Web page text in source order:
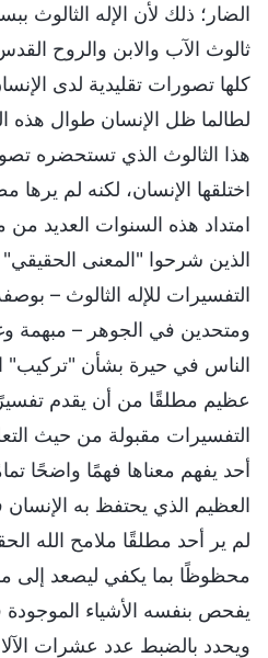
الضار؛ ذلك لأن الإله الثالوث
ثالوث الآب والابن والروح
كلها تصورات تقليدية لدى
لطالما ظل الإنسان طوال هذه
هذا الثالوث الذي تستحضره
اختلقها الإنسان، لكنه لم
امتداد هذه السنوات العديد
الذين شرحوا "المعنى
التفسيرات للإله الثالوث –
ومتحدين في الجوهر – مبهمة
الناس في حيرة بشأن "تركيب"
عظيم مطلقًا من أن يقدم
التفسيرات مقبولة من حيث
أحد يفهم معناها فهمًا واضحًا
العظيم الذي يحتفظ به
لم ير أحد مطلقًا ملامح الله
محظوظًا بما يكفي ليصعد إلى
يفحص بنفسه الأشياء
ويحدد بالضبط عدد عشرات